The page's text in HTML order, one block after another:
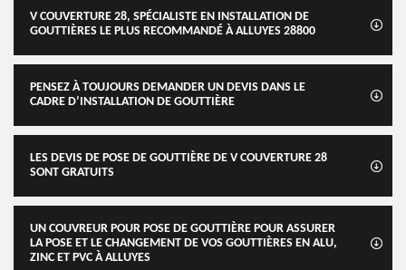
V COUVERTURE 28, SPÉCIALISTE EN INSTALLATION DE
GOUTTIÈRES LE PLUS RECOMMANDÉ À ALLUYES 28800
PENSEZ À TOUJOURS DEMANDER UN DEVIS DANS LE
CADRE D’INSTALLATION DE GOUTTIÈRE
LES DEVIS DE POSE DE GOUTTIÈRE DE V COUVERTURE 28
SONT GRATUITS
UN COUVREUR POUR POSE DE GOUTTIÈRE POUR ASSURER
LA POSE ET LE CHANGEMENT DE VOS GOUTTIÈRES EN ALU,
ZINC ET PVC À ALLUYES